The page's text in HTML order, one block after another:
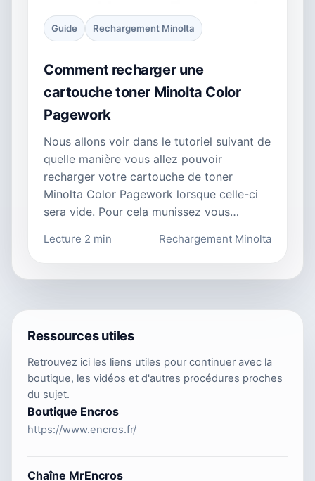
Guide Rechargement Minolta
Comment recharger une
cartouche toner Minolta Color
Pagework
Nous allons voir dans le tutoriel suivant de
quelle manière vous allez pouvoir
recharger votre cartouche de toner
Minolta Color Pagework lorsque celle-ci
sera vide. Pour cela munissez vous…
Lecture 2 min Rechargement Minolta
Ressources utiles
Retrouvez ici les liens utiles pour continuer avec la
boutique, les vidéos et d'autres procédures proches
du sujet.
Boutique Encros
https://www.encros.fr/
Chaîne MrEncros